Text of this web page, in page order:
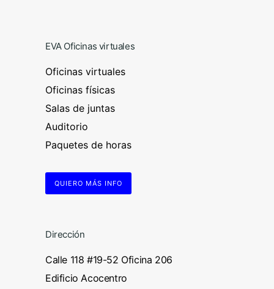
EVA Oficinas virtuales
Oficinas virtuales
Oficinas físicas
Salas de juntas
Auditorio
Paquetes de horas
QUIERO MÁS INFO
Dirección
Calle 118 #19-52 Oficina 206
Edificio Acocentro